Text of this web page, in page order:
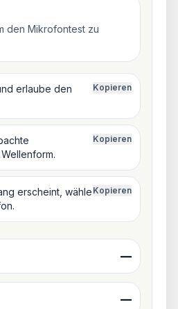
den Mikrofontest zu
erlaube den
Kopieren
Kopieren
erscheint, wähle Kopieren
—
—